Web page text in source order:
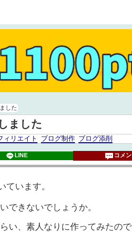
した
ました
ィリエイト ブログ制作 ブログ添削
LINE コメ
います。
できないでしょうか。
い、素人なりに作ってみたの